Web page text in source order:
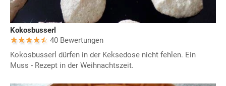
Kokosbusserl
40 Bewertungen
Kokosbusserl dürfen in der Keksedose nicht fehlen. Ein
Muss - Rezept in der Weihnachtszeit.